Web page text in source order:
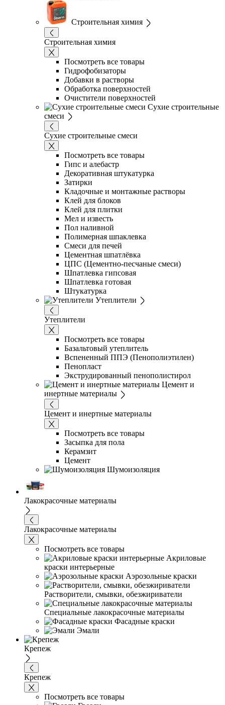
Строительная химия
Строительная химия
Посмотреть все товары
Гидрофобизаторы
Добавки в растворы
Обработка поверхностей
Очистители поверхностей
Сухие строительные
смеси
Сухие строительные смеси
Посмотреть все товары
Гипс и алебастр
Декоративная штукатурка
Затирки
Кладочные и монтажные растворы
Клей для блоков
Клей для плитки
Мел и известь
Пол наливной
Полимерная шпаклевка
Смеси для печей
Цементная шпатлёвка
ЦПС (Цементно-песчаные смеси)
Шпатлевка гипсовая
Шпатлевка готовая
Штукатурка
Утеплители
Утеплители
Посмотреть все товары
Базальтовый утеплитель
Вспененный ППЭ (Пенополиэтилен)
Пенопласт
Экструдированный пенополистирол
Цемент и
инертные материалы
Цемент и инертные материалы
Посмотреть все товары
Засыпка для пола
Керамзит
Цемент
Шумоизоляция
Лакокрасочные материалы
Лакокрасочные материалы
Посмотреть все товары
Акриловые
краски интерьерные
Аэрозольные краски
Растворители, смывки, обезжириватели
Специальные лакокрасочные материалы
Фасадные краски
Эмали
Крепеж
Крепеж
Посмотреть все товары